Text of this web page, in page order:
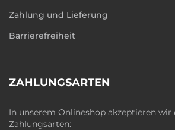
Zahlung und Lieferung
Barrierefreiheit
ZAHLUNGSARTEN
In unserem Onlineshop akzeptieren wir
Zahlungsarten: